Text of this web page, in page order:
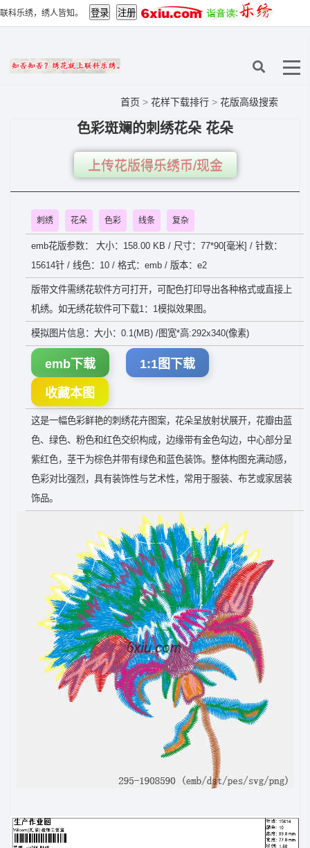
联科乐绣，绣人皆知。
首页 > 花样下载排行 > 花版高级搜索
色彩斑斓的刺绣花朵 花朵
上传花版得乐绣币/现金
刺绣 花朵 色彩 线条 复杂
emb花版参数： 大小：158.00 KB / 尺寸：77*90[毫米] / 针数：
15614针 / 线色：10 / 格式：emb / 版本：e2
版带文件需绣花软件方可打开，可配色打印导出各种格式或直接上
机绣。如无绣花软件可下载1：1模拟效果图。
模拟图片信息：大小：0.1(MB) /图宽*高:292x340(像素)
emb下载 1:1图下载
收藏本图
这是一幅色彩鲜艳的刺绣花卉图案，花朵呈放射状展开，花瓣由蓝
色、绿色、粉色和红色交织构成，边缘带有金色勾边，中心部分呈
紫红色，茎干为棕色并带有绿色和蓝色装饰。整体构图充满动感，
色彩对比强烈，具有装饰性与艺术性，常用于服装、布艺或家居装
饰品。